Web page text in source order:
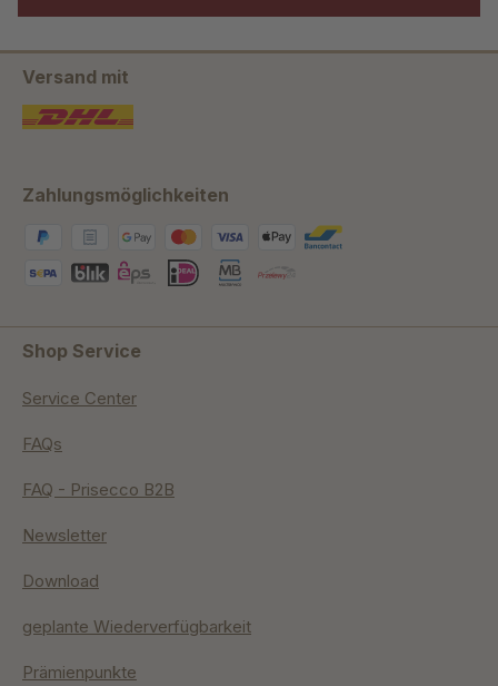
Versand mit
Zahlungsmöglichkeiten
Shop Service
Service Center
FAQs
FAQ - Prisecco B2B
Newsletter
Download
geplante Wiederverfügbarkeit
Prämienpunkte